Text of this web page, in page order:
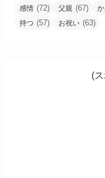
感情 (72) 父親 (67)
持つ (57) お祝い (63)
(